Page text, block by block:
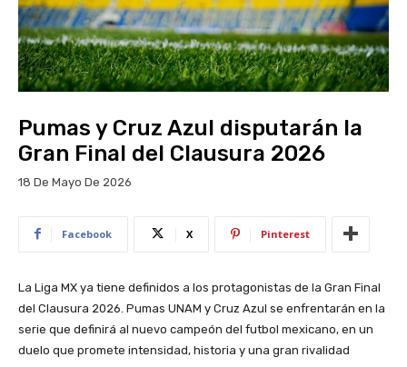
Pumas y Cruz Azul disputarán la
Gran Final del Clausura 2026
18 De Mayo De 2026
Facebook X Pinterest
La Liga MX ya tiene definidos a los protagonistas de la Gran Final
del Clausura 2026. Pumas UNAM y Cruz Azul se enfrentarán en la
serie que definirá al nuevo campeón del futbol mexicano, en un
duelo que promete intensidad, historia y una gran rivalidad